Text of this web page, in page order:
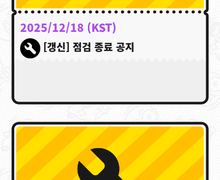
영상
온라인 매뉴얼
상품 정보
2025/12/18 (KST)
[갱신] 점검 종료 공지